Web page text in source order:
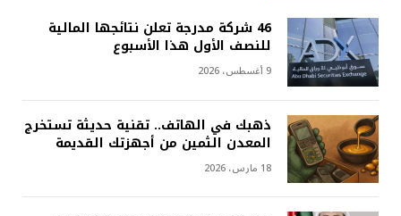
46 شركة مدرجة تعلن نتائجها المالية
للنصف الأول هذا الأسبوع
9 أغسطس، 2026
ذهبك في الهاتف.. تقنية حديثة تستخرج
المعدن الثمين من أجهزتك القديمة
18 مارس، 2026